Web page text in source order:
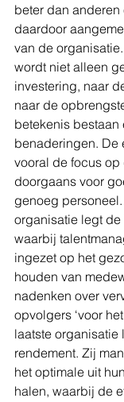
beter dan anderen
daardoor
van de
wordt niet alleen
investering, naar
naar de
betekenis bestaan
benaderingen. De
vooral de focus
doorgaans voor
genoeg
organisatie legt de
waarbij
ingezet op het
houden van
nadenken over
opvolgers ‘voor
laatste organisatie
rendement. Zij
het optimale uit
halen, waarbij de